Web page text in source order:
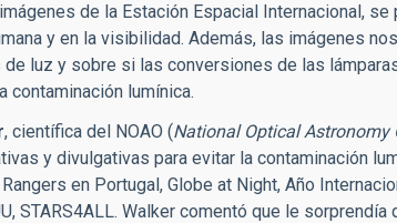
de la Estación Espacial Internacional,
y en la visibilidad. Además, las imágenes
luz y sobre si las conversiones de las
contaminación lumínica.
, científica del NOAO (National Optical Astronomy
y divulgativas para evitar la contaminación
en Portugal, Globe at Night, Año
STARS4ALL. Walker comentó que le sorprendía